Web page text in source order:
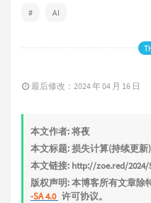
# AI
最后修改：2024 年 04 月 16 日
本文作者: 将夜
本文标题: 损失计算(持续更新)
本文链接: http://zoe.red/2024/
版权声明: 本博客所有文章除
-SA 4.0 许可协议。